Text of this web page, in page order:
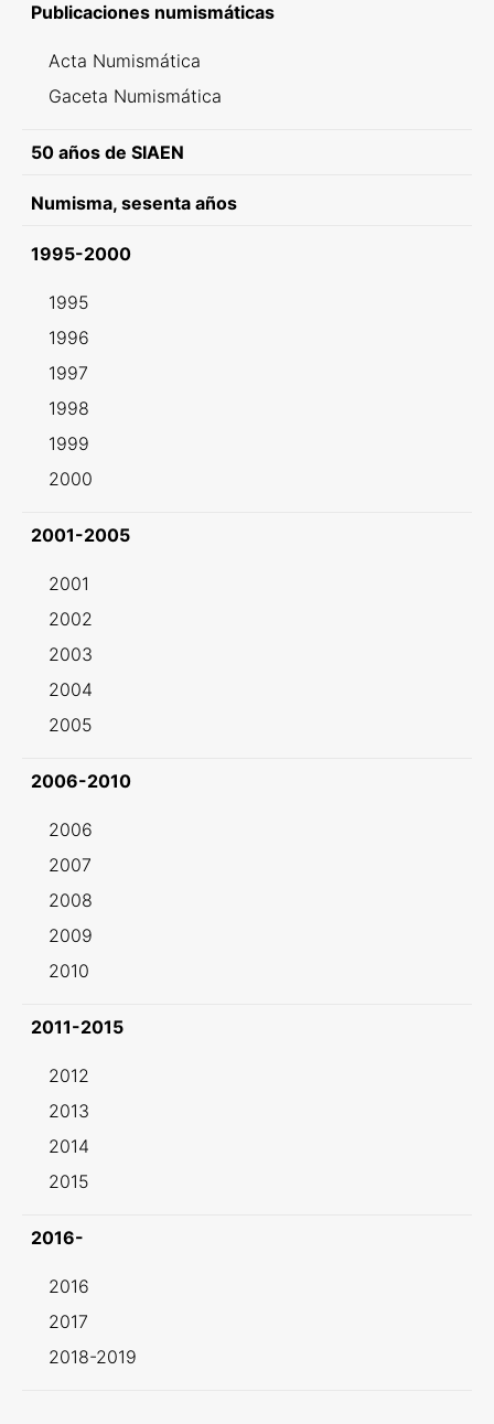
Publicaciones numismáticas
Acta Numismática
Gaceta Numismática
50 años de SIAEN
Numisma, sesenta años
1995-2000
1995
1996
1997
1998
1999
2000
2001-2005
2001
2002
2003
2004
2005
2006-2010
2006
2007
2008
2009
2010
2011-2015
2012
2013
2014
2015
2016-
2016
2017
2018-2019